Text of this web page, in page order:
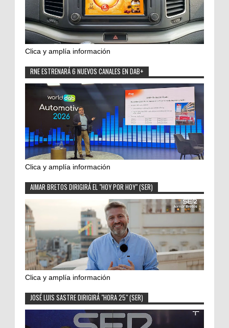
Clica y amplía información
RNE ESTRENARÁ 6 NUEVOS CANALES EN DAB+
Clica y amplía información
AIMAR BRETOS DIRIGIRÁ EL "HOY POR HOY" (SER)
Clica y amplía información
JOSÉ LUIS SASTRE DIRIGIRÁ "HORA 25" (SER)